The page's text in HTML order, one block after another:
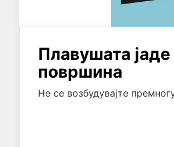
Плавушата
површина
Не се возбудувајте